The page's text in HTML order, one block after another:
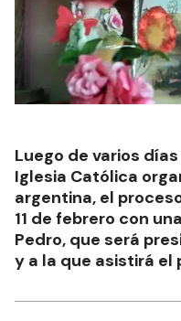
Luego de varios
Iglesia Católica
argentina, el
11 de febrero con
Pedro, que será
y a la que asistirá el